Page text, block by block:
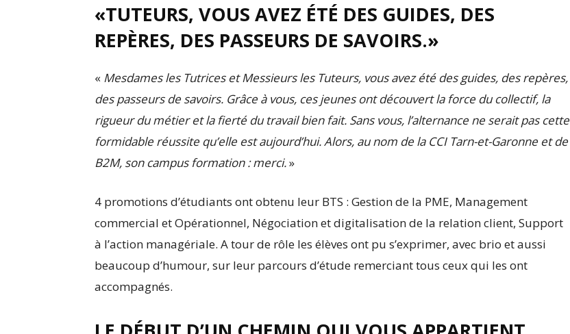
«TUTEURS, VOUS AVEZ ÉTÉ DES GUIDES, DES
REPÈRES, DES PASSEURS DE SAVOIRS.»
« Mesdames les Tutrices et Messieurs les Tuteurs, vous avez été des guides, des repères,
des passeurs de savoirs. Grâce à vous, ces jeunes ont découvert la force du collectif, la
rigueur du métier et la fierté du travail bien fait. Sans vous, l’alternance ne serait pas cette
formidable réussite qu’elle est aujourd’hui. Alors, au nom de la CCI Tarn-et-Garonne et de
B2M, son campus formation : merci.»
4 promotions d’étudiants ont obtenu leur BTS : Gestion de la PME, Management
commercial et Opérationnel, Négociation et digitalisation de la relation client, Support
à l’action managériale. A tour de rôle les élèves ont pu s’exprimer, avec brio et aussi
beaucoup d’humour, sur leur parcours d’étude remerciant tous ceux qui les ont
accompagnés.